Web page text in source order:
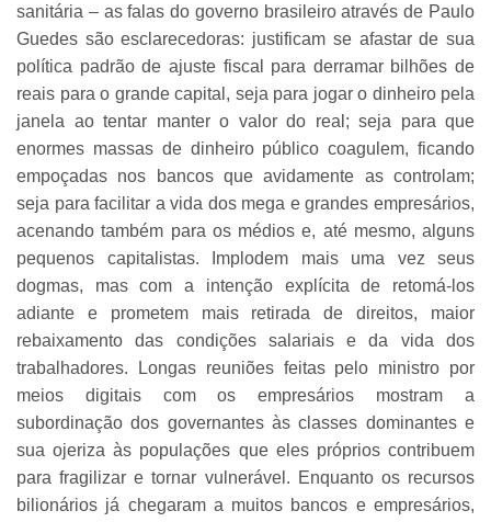
sanitária – as falas do governo brasileiro através de Paulo
Guedes são esclarecedoras: justificam se afastar de sua
política padrão de ajuste fiscal para derramar bilhões de
reais para o grande capital, seja para jogar o dinheiro pela
janela ao tentar manter o valor do real; seja para que
enormes massas de dinheiro público coagulem, ficando
empoçadas nos bancos que avidamente as controlam;
seja para facilitar a vida dos mega e grandes empresários,
acenando também para os médios e, até mesmo, alguns
pequenos capitalistas. Implodem mais uma vez seus
dogmas, mas com a intenção explícita de retomá-los
adiante e prometem mais retirada de direitos, maior
rebaixamento das condições salariais e da vida dos
trabalhadores. Longas reuniões feitas pelo ministro por
meios digitais com os empresários mostram a
subordinação dos governantes às classes dominantes e
sua ojeriza às populações que eles próprios contribuem
para fragilizar e tornar vulnerável. Enquanto os recursos
bilionários já chegaram a muitos bancos e empresários,